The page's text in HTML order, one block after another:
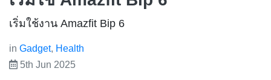
เริ่มใช้งาน Amazfit Bip 6
in Gadget, Health
5th Jun 2025